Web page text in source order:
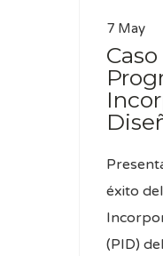
7 May
éxito
(PID)